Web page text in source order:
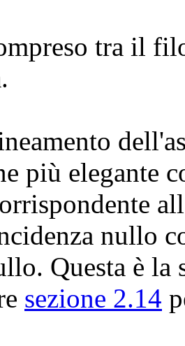
tra il
più elegante
nullo
Questa è la
sezione 2.14